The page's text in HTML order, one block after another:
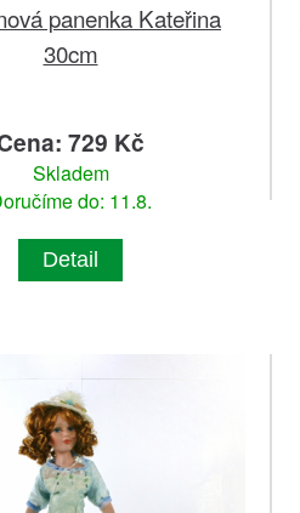
panenka Kateřina
30cm
729 Kč
Skladem
do: 11.8.
Detail